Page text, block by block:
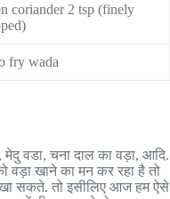
coriander 2 tsp (finely
fry wada
वडा, चना दाल का वड़ा, आदि.
खाने का मन कर रहा है तो
सकते. तो इसीलिए आज हम ऐसे